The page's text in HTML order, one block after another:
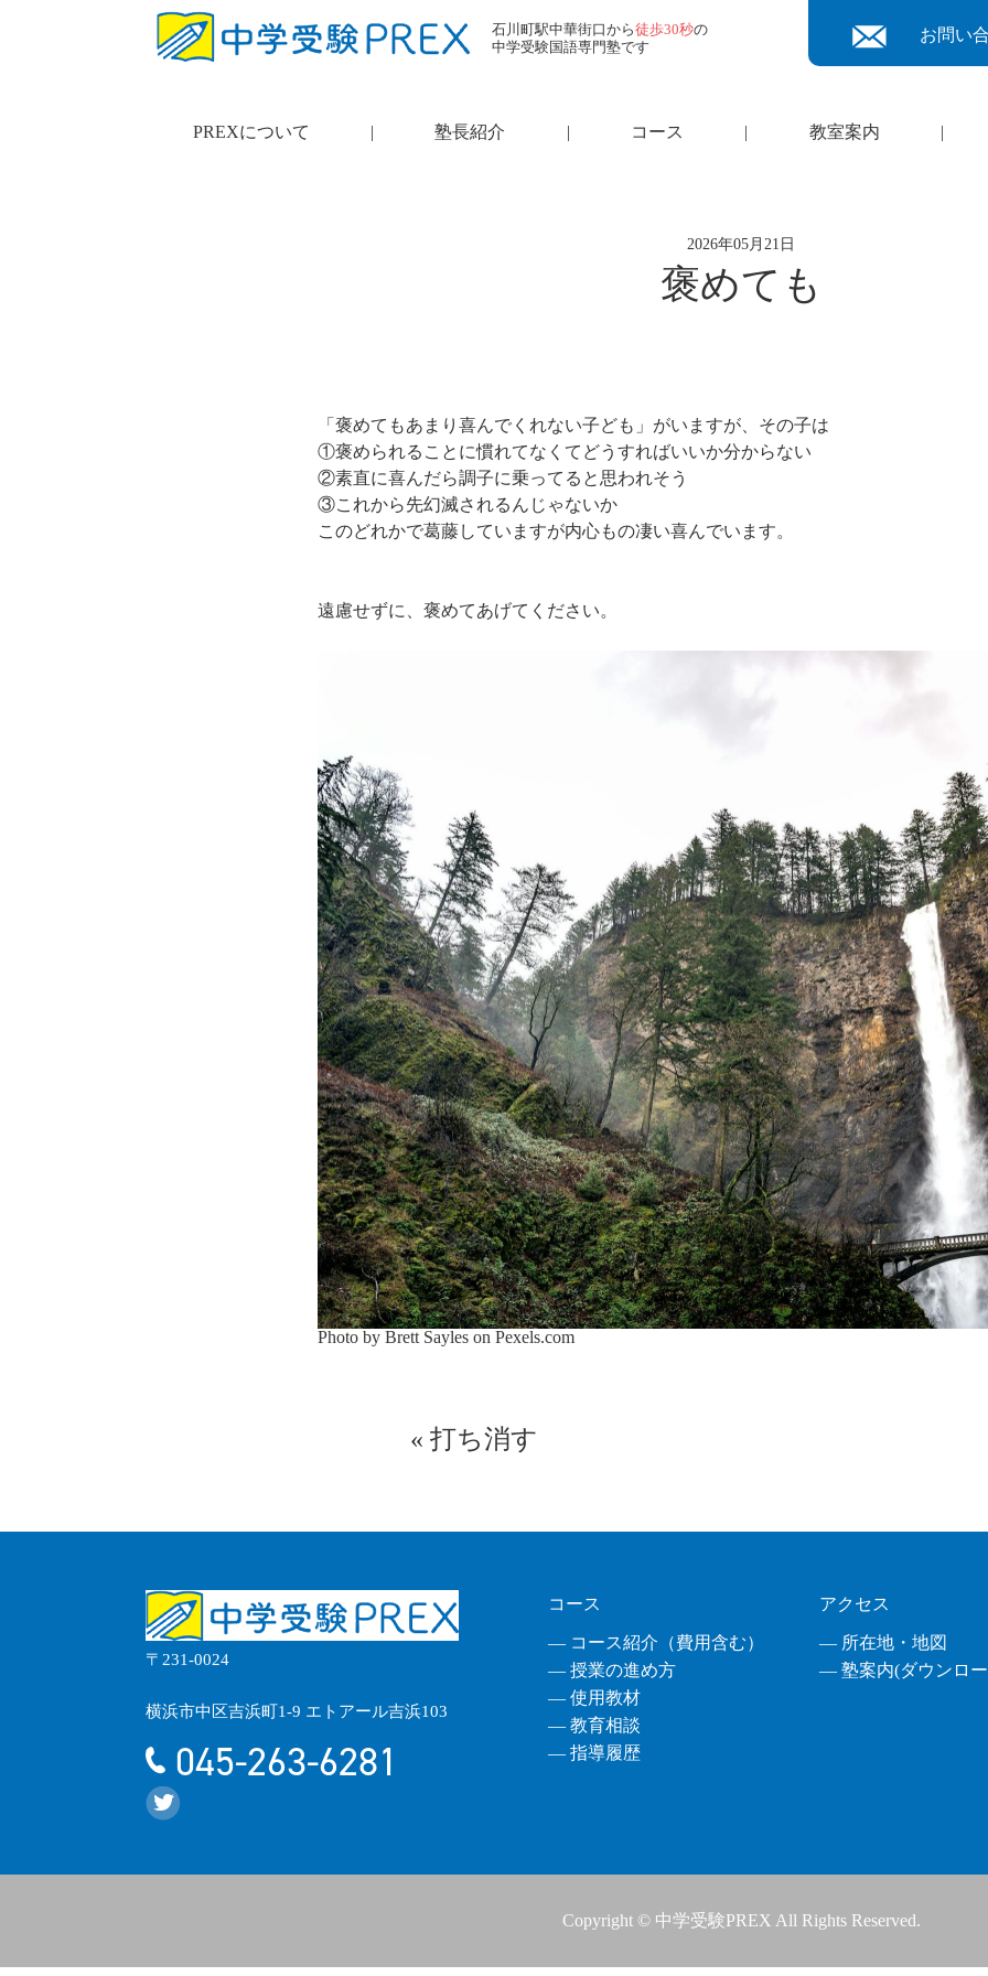
石川町駅中華街口から徒歩30秒の
中学受験国語専門塾です
お問い
PREXについて | 塾長紹介 | コース | 教室案内 |
2026年05月21日
褒めても
「褒めてもあまり喜んでくれない子ども」がいますが、その子は
①褒められることに慣れてなくてどうすればいいか分からない
②素直に喜んだら調子に乗ってると思われそう
③これから先幻滅されるんじゃないか
このどれかで葛藤していますが内心もの凄い喜んでいます。
遠慮せずに、褒めてあげてください。
Photo by Brett Sayles on Pexels.com
« 打ち消す
〒231-0024
横浜市中区吉浜町1-9 エトアール吉浜103
045-263-6281
コース
― コース紹介（費用含む）
― 授業の進め方
― 使用教材
― 教育相談
― 指導履歴
アクセス
― 所在地・地図
― 塾案内(ダウンロ
Copyright © 中学受験PREX All Rights Reserved.